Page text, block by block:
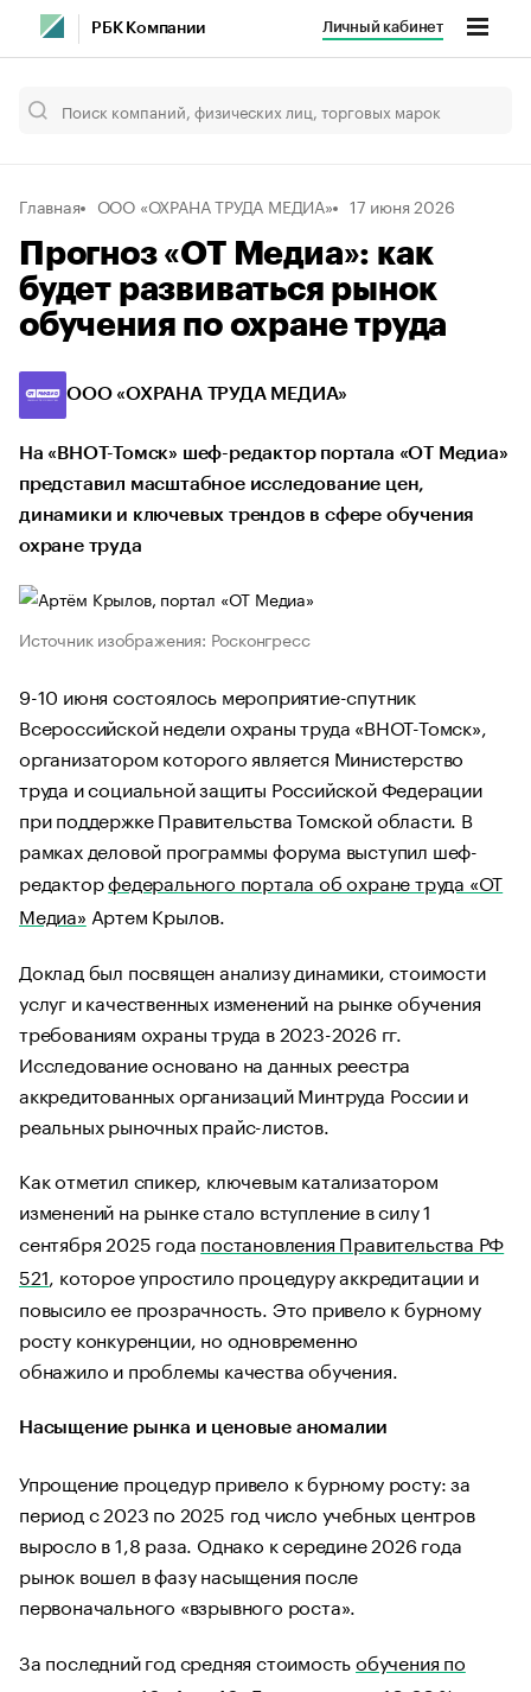
РБК Компании Личный кабинет
Главная ООО «ОХРАНА ТРУДА МЕДИА» 17 июня 2026
Прогноз «ОТ Медиа»: как
будет развиваться рынок
обучения по охране труда
ООО «ОХРАНА ТРУДА МЕДИА»
На «ВНОТ-Томск» шеф-редактор портала «ОТ Медиа»
представил масштабное исследование цен,
динамики и ключевых трендов в сфере обучения
охране труда
Источник изображения: Росконгресс
9-10 июня состоялось мероприятие-спутник
Всероссийской недели охраны труда «ВНОТ-Томск»,
организатором которого является Министерство
труда и социальной защиты Российской Федерации
при поддержке Правительства Томской области. В
рамках деловой программы форума выступил шеф-
редакторфедерального портала об охране труда «ОТ
Медиа» Артем Крылов.
Доклад был посвящен анализу динамики, стоимости
услуг и качественных изменений на рынке обучения
требованиям охраны труда в 2023-2026 гг.
Исследование основано на данных реестра
аккредитованных организаций Минтруда России и
реальных рыночных прайс-листов.
Как отметил спикер, ключевым катализатором
изменений на рынке стало вступление в силу 1
сентября 2025 года постановления Правительства РФ
521, которое упростило процедуру аккредитации и
повысило ее прозрачность. Это привело к бурному
росту конкуренции, но одновременно
обнажило и проблемы качества обучения.
​Насыщение рынка и ценовые аномалии
​Упрощение процедур привело к бурному росту: за
период с 2023 по 2025 год число учебных центров
выросло в 1,8 раза. Однако к середине 2026 года
рынок вошел в фазу насыщения после
первоначального «взрывного роста».
За последний год средняя стоимостьобучения по